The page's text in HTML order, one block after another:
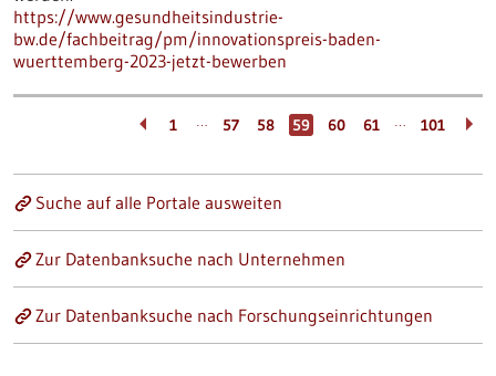
https://www.gesundheitsindustrie-
bw.de/fachbeitrag/pm/innovationspreis-baden-
wuerttemberg-2023-jetzt-bewerben
1 … 57 58 59 60 61 … 101
Suche auf alle Portale ausweiten
Zur Datenbanksuche nach Unternehmen
Zur Datenbanksuche nach Forschungseinrichtungen